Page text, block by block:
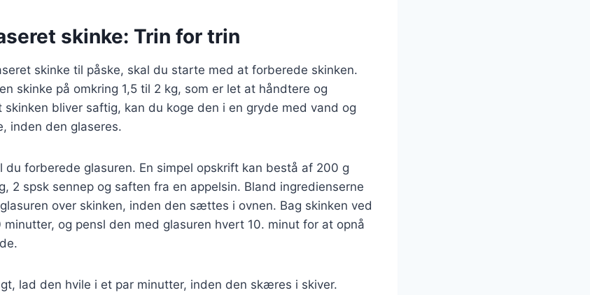
skinke: Trin for trin
skinke til påske, skal du starte med at forberede skinken.
skinke på omkring 1,5 til 2 kg, som er let at håndtere og
bliver saftig, kan du koge den i en gryde med vand og
inden den glaseres.
du forberede glasuren. En simpel opskrift kan bestå af 200 g
2 spsk sennep og saften fra en appelsin. Bland ingredienserne
over skinken, inden den sættes i ovnen. Bag skinken ved
og pensl den med glasuren hvert 10. minut for at opnå
lad den hvile i et par minutter, inden den skæres i skiver.